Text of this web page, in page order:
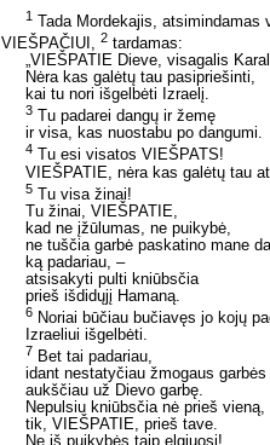
1 Tada Mordekajis, atsimindamas
VIEŠPAČIUI, 2 tardamas:
„VIEŠPATIE Dieve, visagalis
Nėra kas galėtų tau pasipriešinti,
kai tu nori išgelbėti Izraelį.
3 Tu padarei dangų ir žemę
ir visa, kas nuostabu po dangumi.
4 Tu esi visatos VIEŠPATS!
VIEŠPATIE, nėra kas galėtų tau
5 Tu visa žinai!
Tu žinai, VIEŠPATIE,
kad ne įžūlumas, ne puikybė,
ne tuščia garbė paskatino mane
ką padariau, –
atsisakyti pulti kniūbsčia
prieš išdidųjį Hamaną.
6 Noriai būčiau bučiavęs jo kojų
Izraeliui išgelbėti.
7 Bet tai padariau,
idant nestatyčiau žmogaus garbės
aukščiau už Dievo garbę.
Nepulsiu kniūbsčia nė prieš vieną,
tik, VIEŠPATIE, prieš tave.
Ne iš puikybės taip elgiuosi!